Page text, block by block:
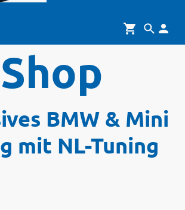
Shop
BMW & Mini
mit NL-Tuning